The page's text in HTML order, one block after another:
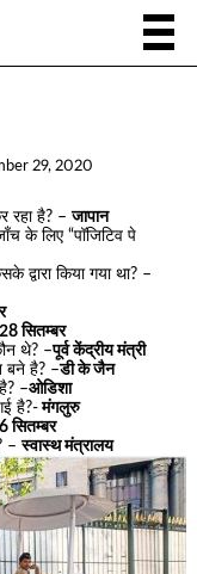
29, 2020
रहा है? –जापान
के लिए “पॉजिटिव पे
द्वारा किया गया था? –
28 सितम्बर
थे? –पूर्व केंद्रीय मंत्री
बने है? –डी के जैन
–ओडिशा
है?-मंगलुरु
सितम्बर
–स्वास्थ मंत्रालय